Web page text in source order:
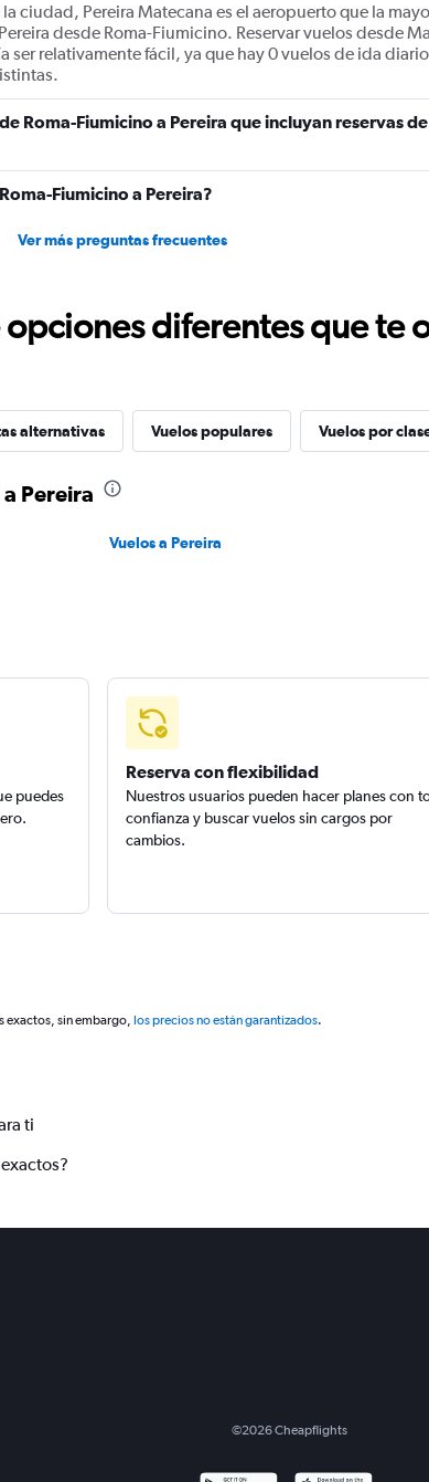
ciudad, Pereira Matecana es el aeropuerto que la
desde Roma-Fiumicino. Reservar vuelos desde
ser relativamente fácil, ya que hay 0 vuelos de ida
Roma-Fiumicino a Pereira que incluyan reservas de
Fiumicino a Pereira?
Ver más preguntas frecuentes
diferentes que te
alternativas Vuelos populares Vuelos por
Pereira
Vuelos a Pereira
puedes
Reserva con flexibilidad
Nuestros usuarios pueden hacer planes con
confianza y buscar vuelos sin cargos por
cambios.
exactos, sin embargo, los precios no están garantizados.
ti
©2026Cheapflights